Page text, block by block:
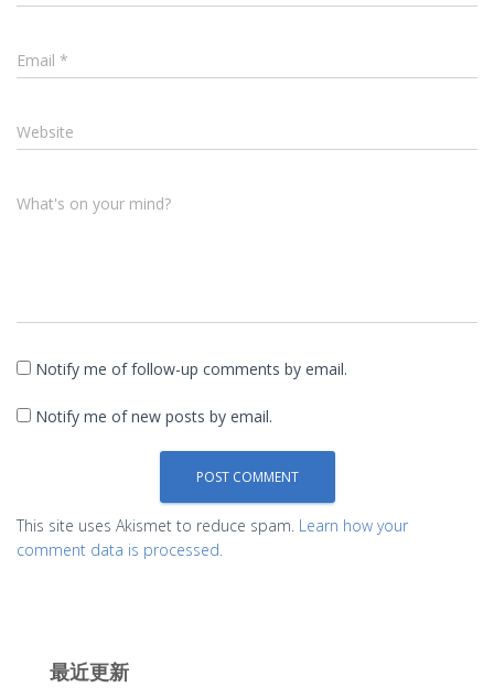
Email *
Website
What's on your mind?
Notify me of follow-up comments by email.
Notify me of new posts by email.
This site uses Akismet to reduce spam. Learn how your
comment data is processed.
最近更新